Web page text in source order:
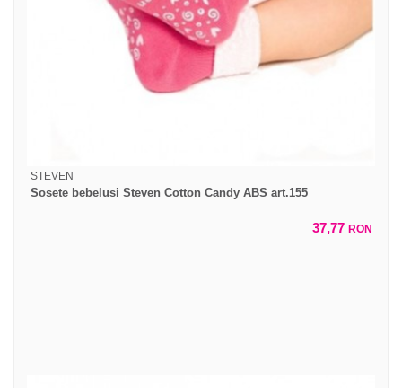
STEVEN
Sosete bebelusi Steven Cotton Candy ABS art.155
37,77 RON